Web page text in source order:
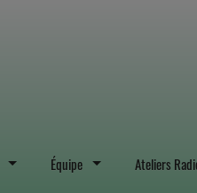
Équipe Ateliers